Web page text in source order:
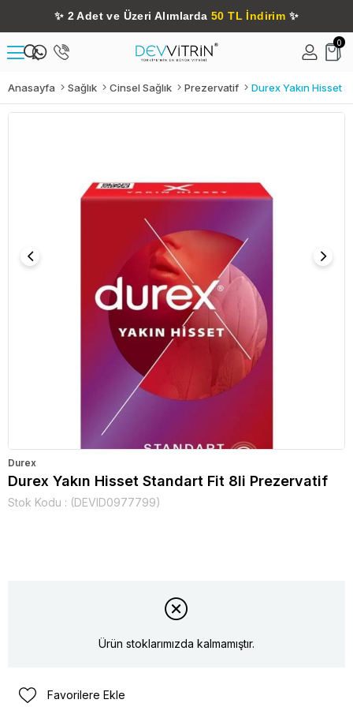
✨ 2 Adet ve Üzeri Alımlarda 50 TL İndirim ✨
0
Anasayfa Sağlık Cinsel Sağlık Prezervatif Durex Yakın Hisset
Durex
Durex Yakın Hisset Standart Fit 8li Prezervatif
Stok Kodu (DEVID0977799)
Ürün stoklarımızda kalmamıştır.
Favorilere Ekle